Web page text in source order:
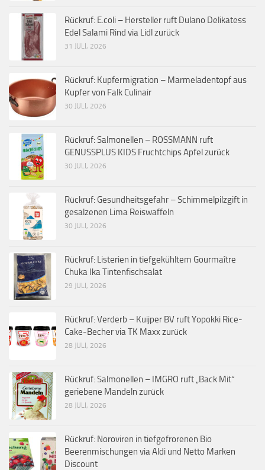
Rückruf: E.coli – Hersteller ruft Dulano Delikatess
Edel Salami Rind via Lidl zurück
31 JULI, 2026
Rückruf: Kupfermigration – Marmeladentopf aus
Kupfer von Falk Culinair
30 JULI, 2026
Rückruf: Salmonellen – ROSSMANN ruft
GENUSSPLUS KIDS Fruchtchips Apfel zurück
30 JULI, 2026
Rückruf: Gesundheitsgefahr – Schimmelpilzgift in
gesalzenen Lima Reiswaffeln
30 JULI, 2026
Rückruf: Listerien in tiefgekühltem Gourmaître
Chuka Ika Tintenfischsalat
29 JULI, 2026
Rückruf: Verderb – Kuijper BV ruft Yopokki Rice-
Cake-Becher via TK Maxx zurück
28 JULI, 2026
Rückruf: Salmonellen – IMGRO ruft „Back Mit“
geriebene Mandeln zurück
28 JULI, 2026
Rückruf: Noroviren in tiefgefrorenen Bio
Beerenmischungen via Aldi und Netto Marken
Discount